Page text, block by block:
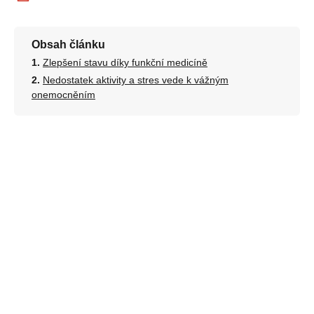
Obsah článku
Zlepšení stavu díky funkční medicíně
Nedostatek aktivity a stres vede k vážným
onemocněním